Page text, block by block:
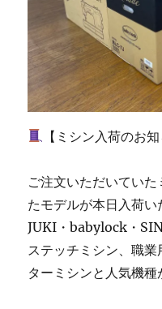
【ミシン入荷のお知
ご注文いただいてい
たモデルが本日入荷い
JUKI・babylock・
ステッチミシン、職
ターミシンと人気機種